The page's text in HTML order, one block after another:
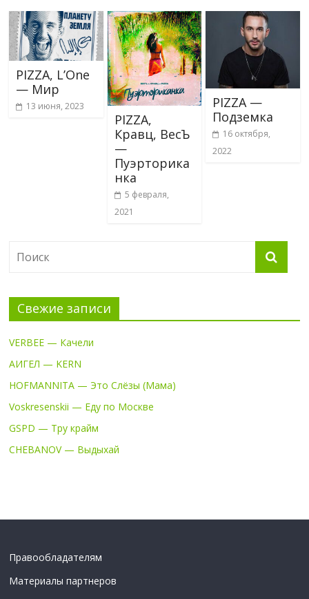
PIZZA, L’One
— Мир
13 июня, 2023
PIZZA,
Кравц, ВесЪ
—
Пуэрторика
нка
5 февраля,
2021
PIZZA —
Подземка
16 октября,
2022
Свежие записи
VERBEE — Качели
АИГЕЛ — KERN
HOFMANNITA — Это Слёзы (Мама)
Voskresenskii — Еду по Москве
GSPD — Тру крайм
CHEBANOV — Выдыхай
Правообладателям
Материалы партнеров